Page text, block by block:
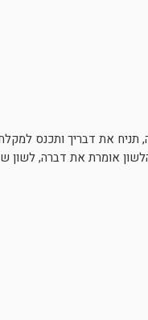
את דבריך ותכנס
אומרת את דברה, לשון